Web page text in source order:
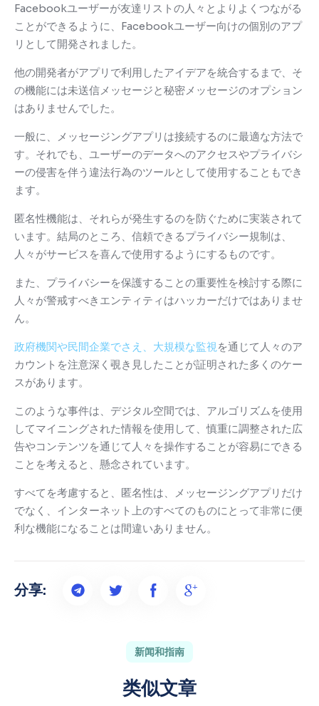
Facebookユーザーが友達リストの人々とよりよくつながる
ことができるように、Facebookユーザー向けの個別のアプ
リとして開発されました。
他の開発者がアプリで利用したアイデアを統合するまで、そ
の機能には未送信メッセージと秘密メッセージのオプション
はありませんでした。
一般に、メッセージングアプリは接続するのに最適な方法で
す。 それでも、ユーザーのデータへのアクセスやプライバシ
ーの侵害を伴う違法行為のツールとして使用することもでき
ます。
匿名性機能は、それらが発生するのを防ぐために実装されて
います。 結局のところ、信頼できるプライバシー規制は、
人々がサービスを喜んで使用するようにするものです。
また、プライバシーを保護することの重要性を検討する際に
人々が警戒すべきエンティティはハッカーだけではありませ
ん。
政府機関や民間企業でさえ、大規模な監視 を通じて人々のア
カウントを注意深く覗き見したことが証明された多くのケー
スがあります。
このような事件は、デジタル空間では、アルゴリズムを使用
してマイニングされた情報を使用して、慎重に調整された広
告やコンテンツを通じて人々を操作することが容易にできる
ことを考えると、懸念されています。
すべてを考慮すると、匿名性は、メッセージングアプリだけ
でなく、インターネット上のすべてのものにとって非常に便
利な機能になることは間違いありません。
分享:
新闻和指南
类似文章